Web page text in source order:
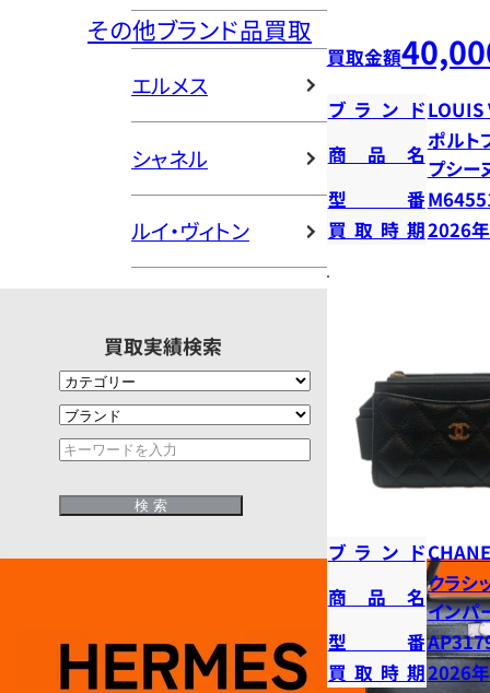
その他ブランド品買取
エルメス
シャネル
ルイ・ヴィトン
買取実績検索
買取金額
ブランドLOUIS
商品名
ポルト
プシー
型番
買取時期2026
ブランド
商品名
クラシ
インパ
型番
買取時期2026